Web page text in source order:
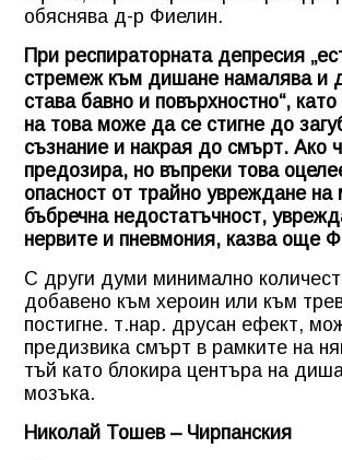
обяснява д-р Фиелин.
При респираторната депресия
стремеж към дишане намалява и
става бавно и повърхностно“,
на това може да се стигне до
съзнание и накрая до смърт. Ако
предозира, но въпреки това
опасност от трайно увреждане на
бъбречна недостатъчност,
нервите и пневмония, казва още
С други думи минимално
добавено към хероин или към
постигне. т.нар. друсан ефект,
предизвика смърт в рамките на
тъй като блокира центъра на
мозъка.
Николай Тошев – Чирпанския